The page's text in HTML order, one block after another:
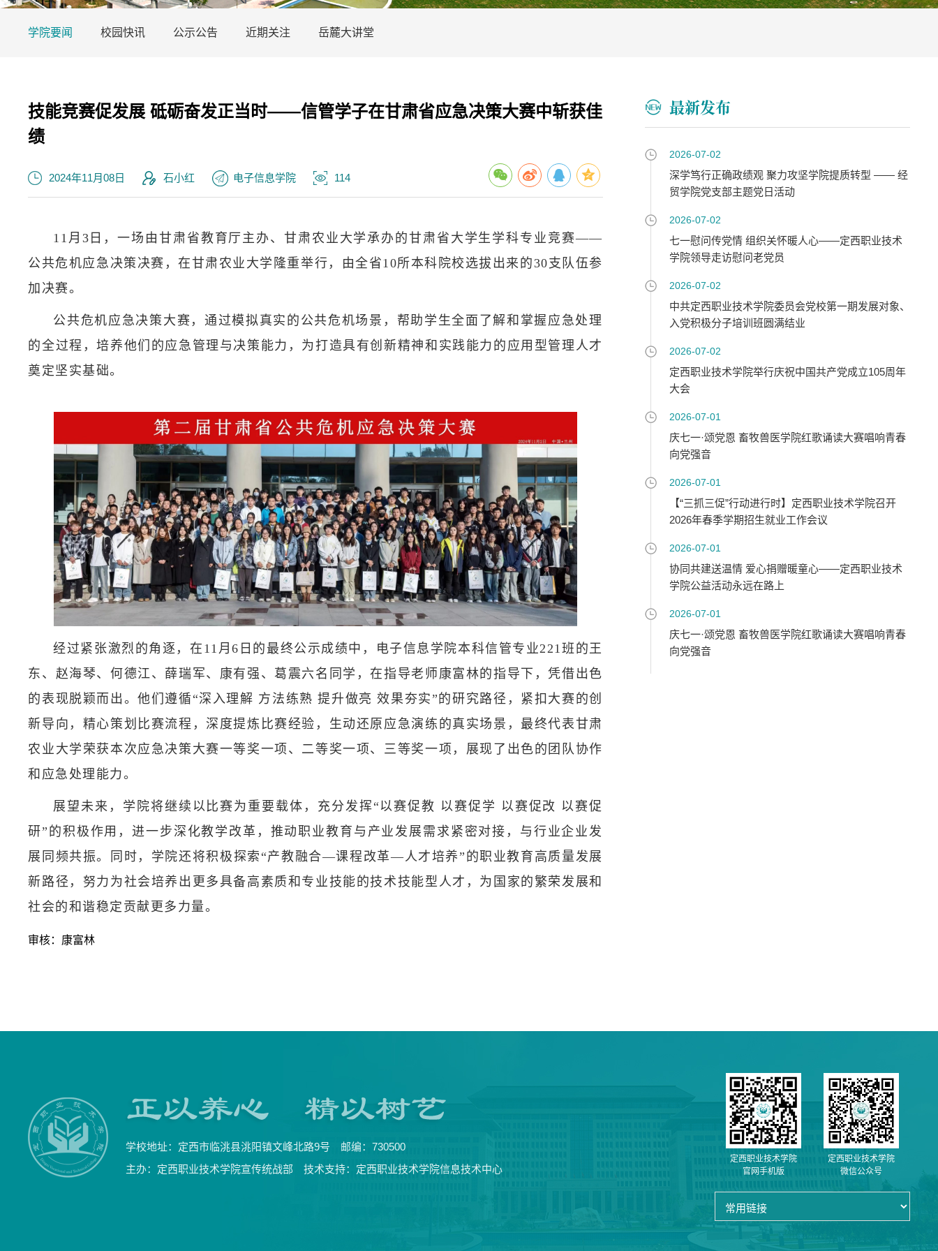
学院要闻 校园快讯 公示公告 近期关注 岳麓大讲堂
技能竞赛促发展 砥砺奋发正当时——信管学子在甘肃省应急决策大赛中斩获佳
绩
2024年11月08日 石小红 电子信息学院 114
11月3日，一场由甘肃省教育厅主办、甘肃农业大学承办的甘肃省大学生学科专业竞赛——
公共危机应急决策决赛，在甘肃农业大学隆重举行，由全省10所本科院校选拔出来的30支队伍参
加决赛。
公共危机应急决策大赛，通过模拟真实的公共危机场景，帮助学生全面了解和掌握应急处理
的全过程，培养他们的应急管理与决策能力，为打造具有创新精神和实践能力的应用型管理人才
奠定坚实基础。
经过紧张激烈的角逐，在11月6日的最终公示成绩中，电子信息学院本科信管专业221班的王
东、赵海琴、何德江、薛瑞军、康有强、葛震六名同学，在指导老师康富林的指导下，凭借出色
的表现脱颖而出。他们遵循“深入理解 方法练熟 提升做亮 效果夯实”的研究路径，紧扣大赛的创
新导向，精心策划比赛流程，深度提炼比赛经验，生动还原应急演练的真实场景，最终代表甘肃
农业大学荣获本次应急决策大赛一等奖一项、二等奖一项、三等奖一项，展现了出色的团队协作
和应急处理能力。
展望未来，学院将继续以比赛为重要载体，充分发挥“以赛促教 以赛促学 以赛促改 以赛促
研”的积极作用，进一步深化教学改革，推动职业教育与产业发展需求紧密对接，与行业企业发
展同频共振。同时，学院还将积极探索“产教融合—课程改革—人才培养”的职业教育高质量发展
新路径，努力为社会培养出更多具备高素质和专业技能的技术技能型人才，为国家的繁荣发展和
社会的和谐稳定贡献更多力量。
审核：康富林
最新发布
2026-07-02
深学笃行正确政绩观 聚力攻坚学院提质转型 —— 经
贸学院党支部主题党日活动
2026-07-02
七一慰问传党情 组织关怀暖人心——定西职业技术
学院领导走访慰问老党员
2026-07-02
中共定西职业技术学院委员会党校第一期发展对象、
入党积极分子培训班圆满结业
2026-07-02
定西职业技术学院举行庆祝中国共产党成立105周年
大会
2026-07-01
庆七一·颂党恩 畜牧兽医学院红歌诵读大赛唱响青春
向党强音
2026-07-01
【“三抓三促”行动进行时】定西职业技术学院召开
2026年春季学期招生就业工作会议
2026-07-01
协同共建送温情 爱心捐赠暖童心——定西职业技术
学院公益活动永远在路上
2026-07-01
庆七一·颂党恩 畜牧兽医学院红歌诵读大赛唱响青春
向党强音
学校地址：定西市临洮县洮阳镇文峰北路9号 邮编：730500
主办：定西职业技术学院宣传统战部 技术支持：定西职业技术学院信息技术中心
定西职业技术学院
官网手机版
定西职业技术学院
微信公众号